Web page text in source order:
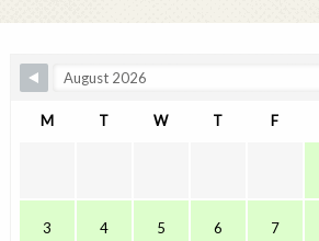
M T W T F
3 4 5 6 7